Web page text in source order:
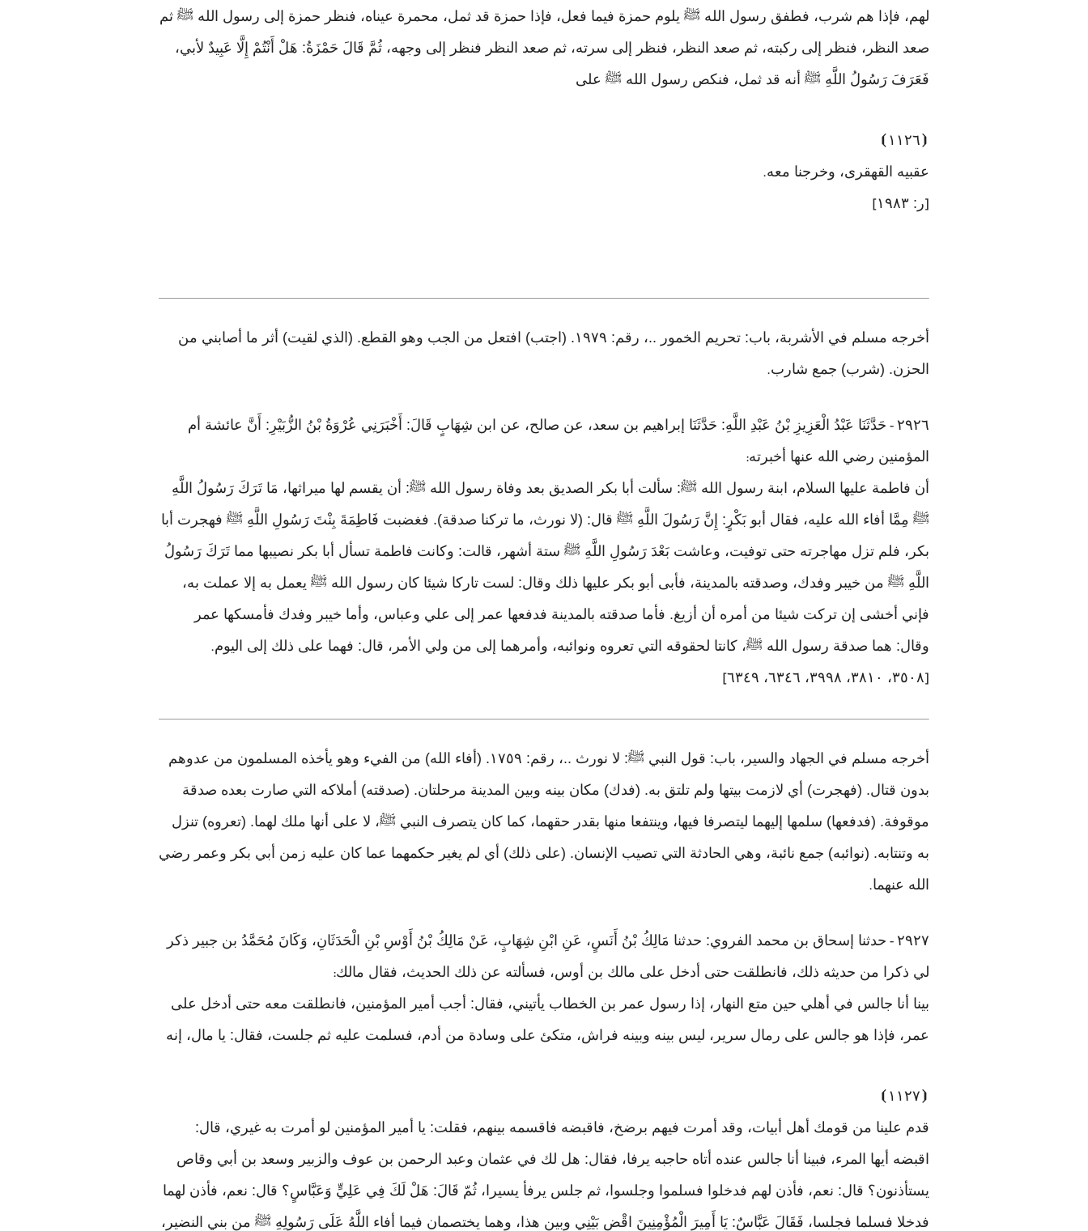
لهم، فإذا هم شرب، فطفق رسول الله ﷺ يلوم حمزة فيما فعل، فإذا حمزة قد ثمل، محمرة عيناه، فنظر حمزة إلى رسول الله ﷺ ثم
صعد النظر، فنظر إلى ركبته، ثم صعد النظر، فنظر إلى سرته، ثم صعد النظر فنظر إلى وجهه، ثُمَّ قَالَ حَمْزَةُ: هَلْ أَنْتُمْ إِلَّا عَبِيدٌ لأبي،
فَعَرَفَ رَسُولُ اللَّهِ ﷺ أنه قد ثمل، فنكص رسول الله ﷺ على
⦗١١٢٦ ⦘
عقبيه القهقرى، وخرجنا معه.
[ر: ١٩٨٣ ]
أخرجه مسلم في الأشربة، باب: تحريم الخمور ..، رقم: ١٩٧٩. (اجتب) افتعل من الجب وهو القطع. (الذي لقيت) أثر ما أصابني من
الحزن. (شرب) جمع شارب.
٢٩٢٦ - حَدَّثَنَا عَبْدُ الْعَزِيزِ بْنُ عَبْدِ اللَّهِ: حَدَّثَنَا إبراهيم بن سعد، عن صالح، عن ابن شِهَابٍ قَالَ: أَخْبَرَنِي عُرْوَةُ بْنُ الزُّبَيْرِ: أَنَّ عائشة أم
المؤمنين رضي الله عنها أخبرته:
أن فاطمة عليها السلام، ابنة رسول الله ﷺ: سألت أبا بكر الصديق بعد وفاة رسول الله ﷺ: أن يقسم لها ميراثها، مَا تَرَكَ رَسُولُ اللَّهِ
ﷺ مِمَّا أفاء الله عليه، فقال أبو بَكْرٍ: إِنَّ رَسُولَ اللَّهِ ﷺ قال: (لا نورث، ما تركنا صدقة). فغضبت فَاطِمَةَ بِنْتَ رَسُولِ اللَّهِ ﷺ فهجرت أبا
بكر، فلم تزل مهاجرته حتى توفيت، وعاشت بَعْدَ رَسُولِ اللَّهِ ﷺ ستة أشهر، قالت: وكانت فاطمة تسأل أبا بكر نصيبها مما تَرَكَ رَسُولُ
اللَّهِ ﷺ من خيبر وفدك، وصدقته بالمدينة، فأبى أبو بكر عليها ذلك وقال: لست تاركا شيئا كان رسول الله ﷺ يعمل به إلا عملت به،
فإني أخشى إن تركت شيئا من أمره أن أزيغ. فأما صدقته بالمدينة فدفعها عمر إلى علي وعباس، وأما خيبر وفدك فأمسكها عمر
وقال: هما صدقة رسول الله ﷺ، كانتا لحقوقه التي تعروه ونوائبه، وأمرهما إلى من ولي الأمر، قال: فهما على ذلك إلى اليوم.
[٣٥٠٨، ٣٨١٠، ٣٩٩٨، ٦٣٤٦، ٦٣٤٩ ]
أخرجه مسلم في الجهاد والسير، باب: قول النبي ﷺ: لا نورث ..، رقم: ١٧٥٩. (أفاء الله) من الفيء وهو يأخذه المسلمون من عدوهم
بدون قتال. (فهجرت) أي لازمت بيتها ولم تلتق به. (فدك) مكان بينه وبين المدينة مرحلتان. (صدقته) أملاكه التي صارت بعده صدقة
موقوفة. (فدفعها) سلمها إليهما ليتصرفا فيها، وينتفعا منها بقدر حقهما، كما كان يتصرف النبي ﷺ، لا على أنها ملك لهما. (تعروه) تنزل
به وتنتابه. (نوائبه) جمع نائبة، وهي الحادثة التي تصيب الإنسان. (على ذلك) أي لم يغير حكمهما عما كان عليه زمن أبي بكر وعمر رضي
الله عنهما.
٢٩٢٧ - حدثنا إسحاق بن محمد الفروي: حدثنا مَالِكُ بْنُ أَنَسٍ، عَنِ ابْنِ شِهَابٍ، عَنْ مَالِكُ بْنُ أَوْسِ بْنِ الْحَدَثَانِ، وَكَانَ مُحَمَّدُ بن جبير ذكر
لي ذكرا من حديثه ذلك، فانطلقت حتى أدخل على مالك بن أوس، فسألته عن ذلك الحديث، فقال مالك:
بينا أنا جالس في أهلي حين متع النهار، إذا رسول عمر بن الخطاب يأتيني، فقال: أجب أمير المؤمنين، فانطلقت معه حتى أدخل على
عمر، فإذا هو جالس على رمال سرير، ليس بينه وبينه فراش، متكئ على وسادة من أدم، فسلمت عليه ثم جلست، فقال: يا مال، إنه
⦗١١٢٧ ⦘
قدم علينا من قومك أهل أبيات، وقد أمرت فيهم برضخ، فاقبضه فاقسمه بينهم، فقلت: يا أمير المؤمنين لو أمرت به غيري، قال:
اقبضه أيها المرء، فبينا أنا جالس عنده أتاه حاجبه يرفا، فقال: هل لك في عثمان وعبد الرحمن بن عوف والزبير وسعد بن أبي وقاص
يستأذنون؟ قال: نعم، فأذن لهم فدخلوا فسلموا وجلسوا، ثم جلس يرفأ يسيرا، ثُمّ قَالَ: هَلْ لَكَ فِي عَلِيٍّ وَعَبَّاسٍ؟ قال: نعم، فأذن لهما
فدخلا فسلما فجلسا، فَقَالَ عَبَّاسٌ: يَا أَمِيرَ الْمُؤْمِنِينَ اقْضِ بَيْنِي وبين هذا، وهما يختصمان فيما أفاء اللَّهُ عَلَى رَسُولِهِ ﷺ من بني النضير،